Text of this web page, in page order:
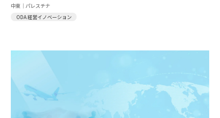
中東｜パレスチナ
ODA 経営イノベーション